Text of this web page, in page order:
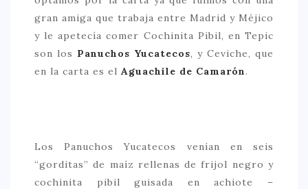
gran amiga que trabaja entre Madrid y Méjico
y le apetecía comer Cochinita Pibil, en Tepic
son los Panuchos Yucatecos, y Ceviche, que
en la carta es el Aguachile de Camarón.
Los Panuchos Yucatecos venían en seis
“gorditas” de maíz rellenas de frijol negro y
cochinita pibil guisada en achiote –